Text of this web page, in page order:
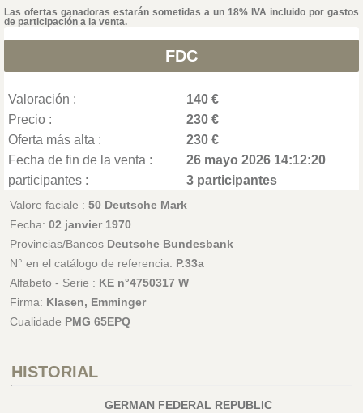
Las ofertas ganadoras estarán sometidas a un 18% IVA incluido por gastos
de participación a la venta.
FDC
Valoración :
140 €
Precio :
230 €
Oferta más alta :
230 €
Fecha de fin de la venta :
26 mayo 2026 14:12:20
participantes :
3 participantes
Valore faciale : 50 Deutsche Mark
Fecha: 02 janvier 1970
Provincias/Bancos Deutsche Bundesbank
N° en el catálogo de referencia: P.33a
Alfabeto - Serie : KE n°4750317 W
Firma: Klasen, Emminger
Cualidade PMG 65EPQ
HISTORIAL
GERMAN FEDERAL REPUBLIC